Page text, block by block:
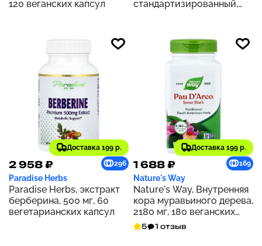
120 веганских капсул
стандартизированный,
Доставка 199 р.
2 958 ₽ 296
Paradise Herbs
Paradise Herbs, экстракт
берберина, 500 мг, 60
вегетарианских капсул
Доставка 199 р.
1 688 ₽ 169
Nature's Way
Nature's Way, Внутренняя
кора муравьиного дерева,
2180 мг, 180 веганских
капсул (545 мг на капсулу)
5 1 отзыв